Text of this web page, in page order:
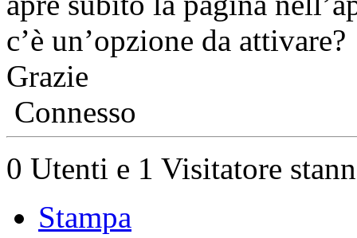
c’è un’opzione da attivare?
Grazie
Connesso
0 Utenti e 1 Visitatore
Stampa